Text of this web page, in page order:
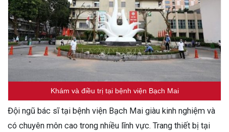
Khám và điều trị tại bệnh viện Bạch Mai
Đội ngũ bác sĩ tại bệnh viện Bạch Mai giàu kinh nghiệm và
có chuyên môn cao trong nhiều lĩnh vực. Trang thiết bị tại